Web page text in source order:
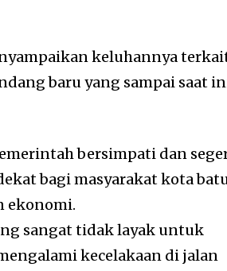
keluhannya
baru yang sampai saat
bersimpati dan
bagi masyarakat kota
ekonomi.
sangat tidak layak untuk
kecelakaan di jalan